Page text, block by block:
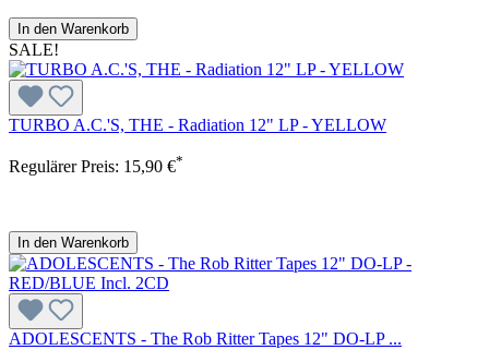
In den Warenkorb
SALE!
TURBO A.C.'S, THE - Radiation 12" LP - YELLOW
Regulärer Preis: 15,90 €*
In den Warenkorb
ADOLESCENTS - The Rob Ritter Tapes 12" DO-LP ...